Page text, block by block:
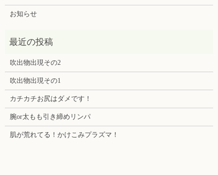
お知らせ
吹出物出現その2
吹出物出現その1
カチカチお尻はダメです！
腕or太もも引き締めリンパ
肌が荒れてる！かけこみプラズマ！